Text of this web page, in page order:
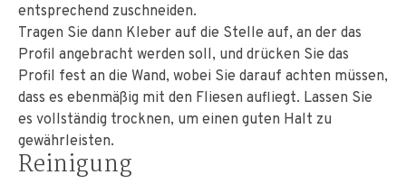
entsprechend zuschneiden.
Tragen Sie dann Kleber auf die Stelle auf, an der das
Profil angebracht werden soll, und drücken Sie das
Profil fest an die Wand, wobei Sie darauf achten müssen,
dass es ebenmäßig mit den Fliesen aufliegt. Lassen Sie
es vollständig trocknen, um einen guten Halt zu
gewährleisten.
Reinigung